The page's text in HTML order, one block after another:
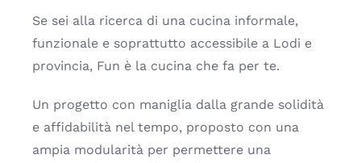
Se sei alla ricerca di una cucina informale,
funzionale e soprattutto accessibile a Lodi e
provincia, Fun è la cucina che fa per te.
Un progetto con maniglia dalla grande solidità
e affidabilità nel tempo, proposto con una
ampia modularità per permettere una